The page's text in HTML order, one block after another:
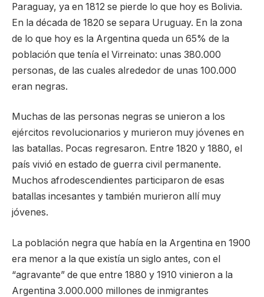
Paraguay, ya en 1812 se pierde lo que hoy es Bolivia.
En la década de 1820 se separa Uruguay. En la zona
de lo que hoy es la Argentina queda un 65% de la
población que tenía el Virreinato: unas 380.000
personas, de las cuales alrededor de unas 100.000
eran negras.
Muchas de las personas negras se unieron a los
ejércitos revolucionarios y murieron muy jóvenes en
las batallas. Pocas regresaron. Entre 1820 y 1880, el
país vivió en estado de guerra civil permanente.
Muchos afrodescendientes participaron de esas
batallas incesantes y también murieron allí muy
jóvenes.
La población negra que había en la Argentina en 1900
era menor a la que existía un siglo antes, con el
“agravante” de que entre 1880 y 1910 vinieron a la
Argentina 3.000.000 millones de inmigrantes